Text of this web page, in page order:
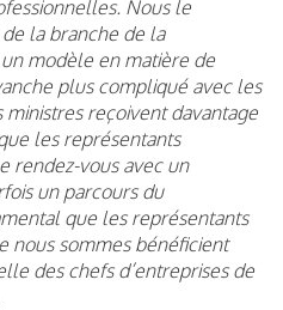
Nous le
la branche de la
modèle en matière de
plus compliqué avec les
reçoivent davantage
les représentants
rendez-vous avec un
un parcours du
que les représentants
nous sommes bénéficient
des chefs d’entreprises de